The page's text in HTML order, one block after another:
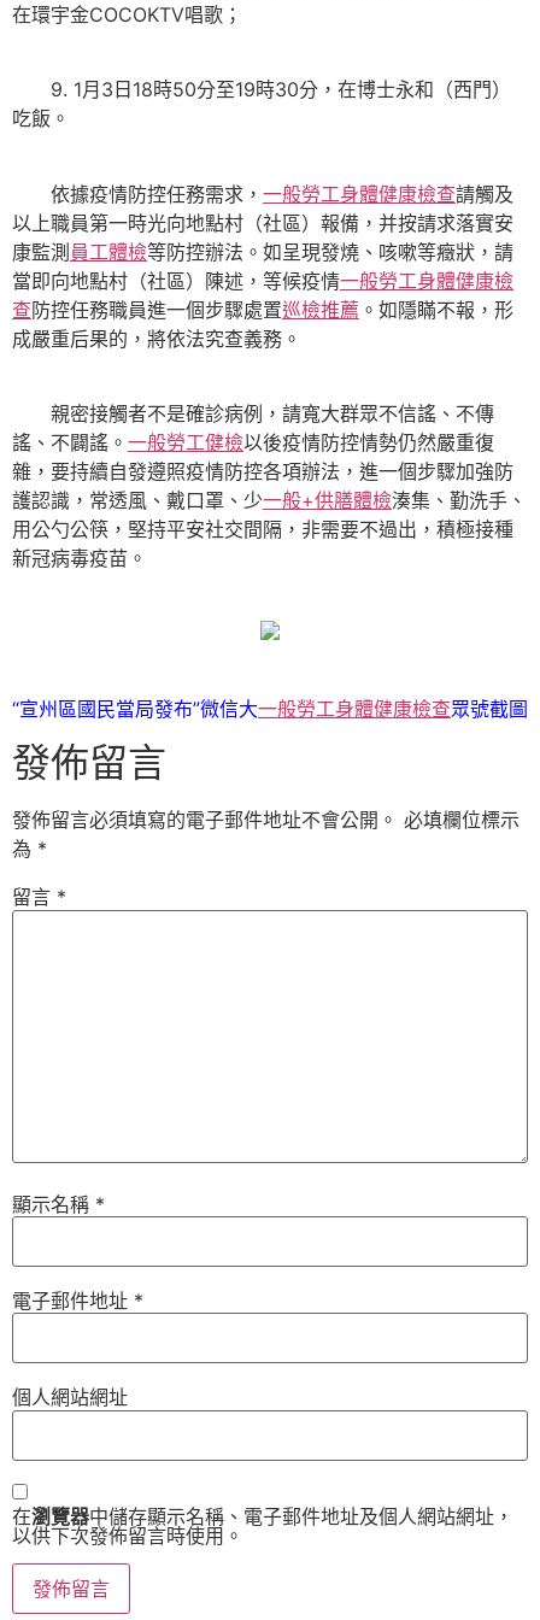
在環宇金COCOKTV唱歌；
9. 1月3日18時50分至19時30分，在博士永和（西門）
吃飯。
依據疫情防控任務需求， 一般勞工身體健康檢查請觸及
以上職員第一時光向地點村（社區）報備，并按請求落實安
康監測員工體檢等防控辦法。如呈現發燒、咳嗽等癥狀，請
當即向地點村（社區）陳述，等候疫情一般勞工身體健康檢
查防控任務職員進一個步驟處置巡檢推薦 。如隱瞞不報，形
成嚴重后果的，將依法究查義務。
親密接觸者不是確診病例，請寬大群眾不信謠、不傳
謠、不闢謠。 一般勞工健檢以後疫情防控情勢仍然嚴重復
雜，要持續自發遵照疫情防控各項辦法，進一個步驟加強防
護認識，常透風、戴口罩、少一般+供膳體檢湊集、勤洗手、
用公勺公筷，堅持平安社交間隔，非需要不過出，積極接種
新冠病毒疫苗。
“宣州區國民當局發布”微信大一般勞工身體健康檢查眾號截圖
發佈留言
發佈留言必須填寫的電子郵件地址不會公開。 必填欄位標示
為 *
留言 *
顯示名稱 *
電子郵件地址 *
個人網站網址
在瀏覽器中儲存顯示名稱、電子郵件地址及個人網站網址，
以供下次發佈留言時使用。